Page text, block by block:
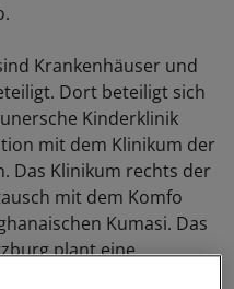
Krankenhäuser und
Dort beteiligt sich
Kinderklinik
mit dem Klinikum der
Das Klinikum rechts der
mit dem Komfo
Kumasi. Das
plant eine